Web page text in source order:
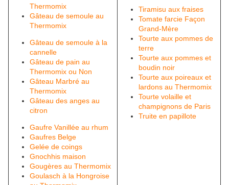
Thermomix
Gâteau de semoule au
Thermomix
Gâteau de semoule à la
cannelle
Gâteau de pain au
Thermomix ou Non
Gâteau Marbré au
Thermomix
Gâteau des anges au
citron
Gaufre Vanillée au rhum
Gaufres Belge
Gelée de coings
Gnochhis maison
Gougères au Thermomix
Goulasch à la Hongroise
Tiramisu aux fraises
Tomate farcie Façon
Grand-Mère
Tourte aux pommes de
terre
Tourte aux pommes et
boudin noir
Tourte aux poireaux et
lardons au Thermomix
Tourte volaille et
champignons de Paris
Truite en papillote